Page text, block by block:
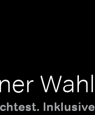
Wahl
Inklusive